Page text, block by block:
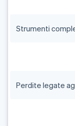
Strumenti
Perdite legate